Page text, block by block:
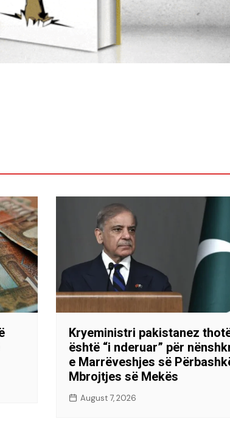
Kryeministri pakistanez
është “i nderuar” për
e Marrëveshjes së
Mbrojtjes së Mekës
August 7, 2026